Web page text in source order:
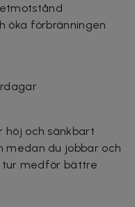
öka förbränningen
höj och sänkbart
medan du jobbar och
tur medför bättre